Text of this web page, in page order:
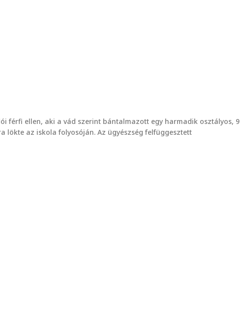
férfi ellen, aki a vád szerint bántalmazott egy harmadik osztályos, 9
az iskola folyosóján. Az ügyészség felfüggesztett